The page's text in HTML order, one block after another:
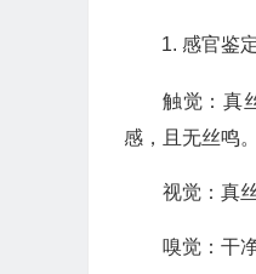
感官鉴
触觉：真
感，且无丝鸣。
视觉：真
嗅觉：干